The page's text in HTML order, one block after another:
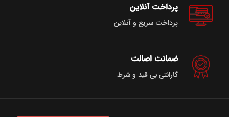
پرداخت آنلاین
پرداخت سریع و آنلاین
ضمانت اصالت
گارانتی بی قید و شرط